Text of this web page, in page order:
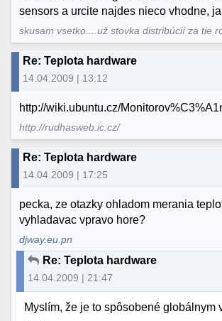
sensors a urcite najdes nieco vhodne,
skusam vsetko....už stovka distribúcií za tie
Re: Teplota hardware
14.04.2009 | 13:12
http://wiki.ubuntu.cz/
http://rudhasweb.ic.cz/
Re: Teplota hardware
14.04.2009 | 17:25
pecka, ze otazky ohladom merania
vyhladavac vpravo hore?
djway.eu.pn
Re: Teplota hardware
14.04.2009 | 21:47
Myslím, že je to spôsobené globálnym